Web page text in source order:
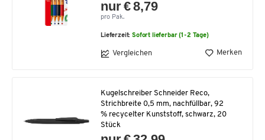
nur € 8,79
pro Pak.
Lieferzeit:Sofort lieferbar (1-2 Tage)
Vergleichen Merken
Kugelschreiber Schneider Reco,
Strichbreite 0,5 mm, nachfüllbar, 92
% recycelter Kunststoff, schwarz, 20
Stück